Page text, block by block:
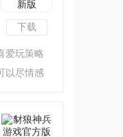
下载
爱玩策略
以尽情感
快来下